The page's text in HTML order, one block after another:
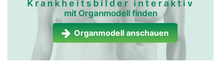
Krankheitsbilder interaktiv
mit Organmodell finden
Organmodell anschauen